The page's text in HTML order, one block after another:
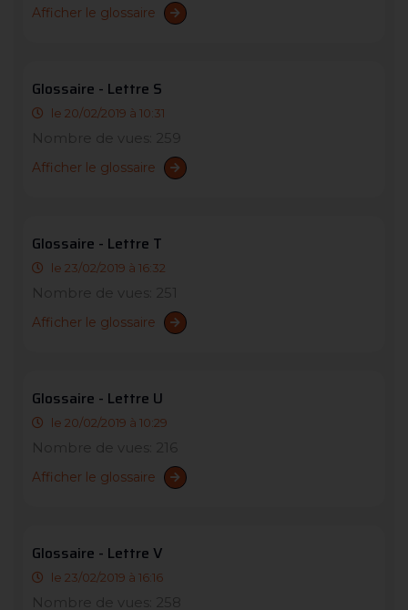
Afficher le glossaire
Glossaire - Lettre S
le 20/02/2019 à 10:31
Afficher le glossaire
Glossaire - Lettre T
le 23/02/2019 à 16:32
Afficher le glossaire
Glossaire - Lettre U
le 20/02/2019 à 10:29
Afficher le glossaire
Glossaire - Lettre V
le 23/02/2019 à 16:16